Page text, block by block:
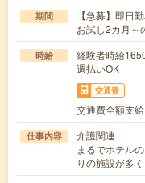
期間
【急募】即日
お試し2カ月～
時給
経験者時給
週払いOK
交通費
交通費全額支給
仕事内容
介護関連
まるでホテル
りの施設が多